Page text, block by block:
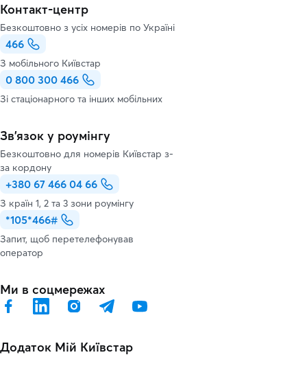
Контакт-центр
Безкоштовно з усіх номерів по Україні
466
З мобільного Київстар
0 800 300 466
Зі стаціонарного та інших мобільних
Зв’язок у роумінгу
Безкоштовно для номерів Київстар з-
за кордону
+380 67 466 04 66
З країн 1, 2 та 3 зони роумінгу
*105*466#
Запит, щоб перетелефонував
оператор
Ми в соцмережах
Додаток Мій Київстар